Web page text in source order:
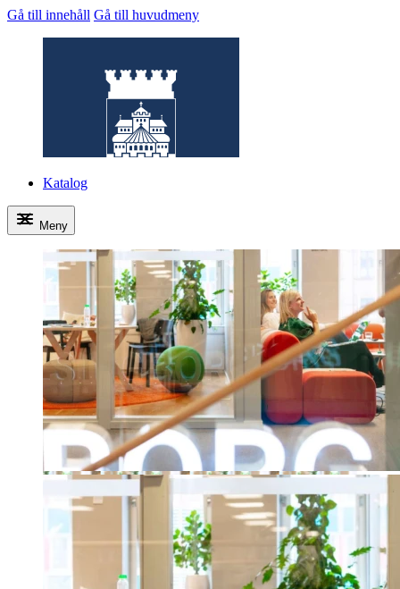
Gå till innehåll Gå till huvudmeny
Helsingborg.io
Katalog
Meny